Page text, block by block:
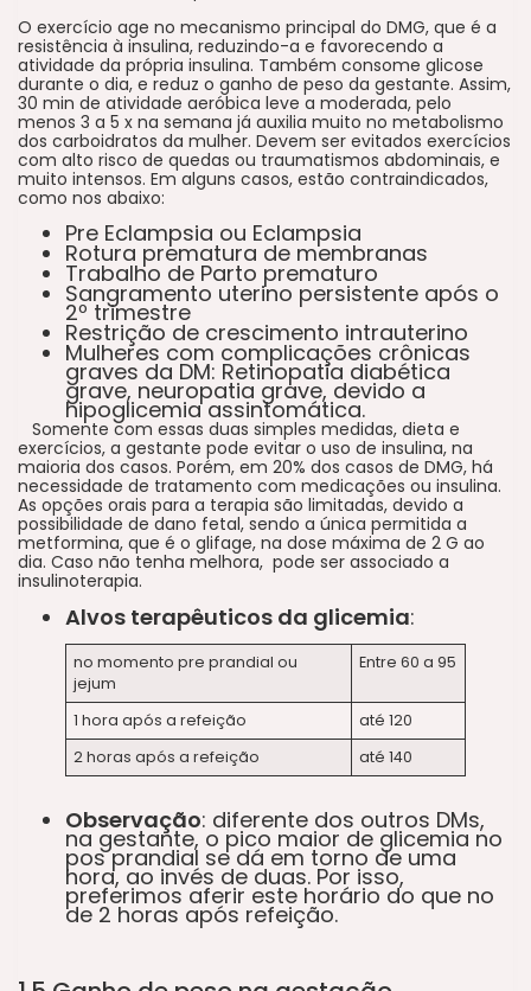
O exercício age no mecanismo principal do DMG, que é a
resistência à insulina, reduzindo-a e favorecendo a
atividade da própria insulina. Também consome glicose
durante o dia, e reduz o ganho de peso da gestante. Assim,
30 min de atividade aeróbica leve a moderada, pelo
menos 3 a 5 x na semana já auxilia muito no metabolismo
dos carboidratos da mulher. Devem ser evitados exercícios
com alto risco de quedas ou traumatismos abdominais, e
muito intensos. Em alguns casos, estão contraindicados,
como nos abaixo:
Pre Eclampsia ou Eclampsia
Rotura prematura de membranas
Trabalho de Parto prematuro
Sangramento uterino persistente após o
2º trimestre
Restrição de crescimento intrauterino
Mulheres com complicações crônicas
graves da DM: Retinopatia diabética
grave, neuropatia grave, devido a
hipoglicemia assintomática.
Somente com essas duas simples medidas, dieta e
exercícios, a gestante pode evitar o uso de insulina, na
maioria dos casos. Porém, em 20% dos casos de DMG, há
necessidade de tratamento com medicações ou insulina.
As opções orais para a terapia são limitadas, devido a
possibilidade de dano fetal, sendo a única permitida a
metformina, que é o glifage, na dose máxima de 2 G ao
dia. Caso não tenha melhora, pode ser associado a
insulinoterapia.
Alvos terapêuticos da glicemia:
no momento pre prandial ou
jejum
Entre 60 a 95
1 hora após a refeição
até 120
2 horas após a refeição
até 140
Observação: diferente dos outros DMs,
na gestante, o pico maior de glicemia no
pos prandial se dá em torno de uma
hora, ao invés de duas. Por isso,
preferimos aferir este horário do que no
de 2 horas após refeição.